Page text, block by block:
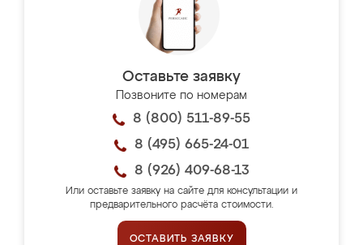
Оставьте заявку
Позвоните по номерам
8 (800) 511-89-55
8 (495) 665-24-01
8 (926) 409-68-13
Или оставьте заявку на сайте для консультации и
предварительного расчёта стоимости.
ОСТАВИТЬ ЗАЯВКУ